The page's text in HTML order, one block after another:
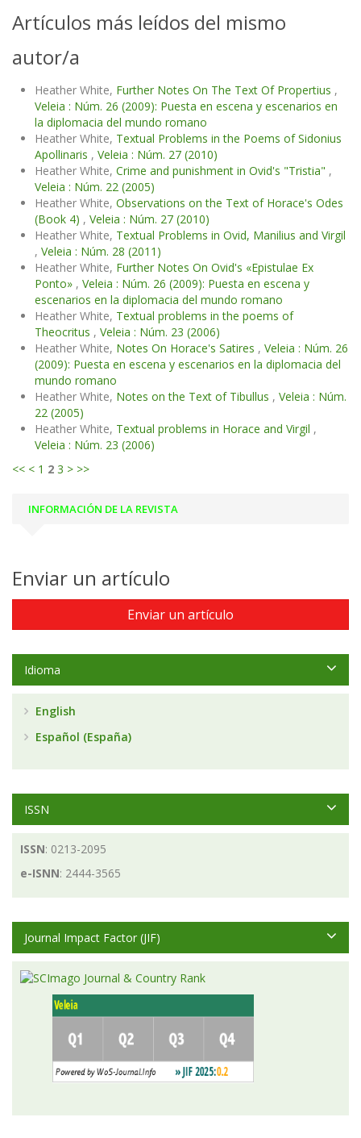
Artículos más leídos del mismo
autor/a
Heather White, Further Notes On The Text Of Propertius ,
Veleia : Núm. 26 (2009): Puesta en escena y escenarios en
la diplomacia del mundo romano
Heather White, Textual Problems in the Poems of Sidonius
Apollinaris , Veleia : Núm. 27 (2010)
Heather White, Crime and punishment in Ovid's "Tristia" ,
Veleia : Núm. 22 (2005)
Heather White, Observations on the Text of Horace's Odes
(Book 4) , Veleia : Núm. 27 (2010)
Heather White, Textual Problems in Ovid, Manilius and Virgil
, Veleia : Núm. 28 (2011)
Heather White, Further Notes On Ovid's «Epistulae Ex
Ponto» , Veleia : Núm. 26 (2009): Puesta en escena y
escenarios en la diplomacia del mundo romano
Heather White, Textual problems in the poems of
Theocritus , Veleia : Núm. 23 (2006)
Heather White, Notes On Horace's Satires , Veleia : Núm. 26
(2009): Puesta en escena y escenarios en la diplomacia del
mundo romano
Heather White, Notes on the Text of Tibullus , Veleia : Núm.
22 (2005)
Heather White, Textual problems in Horace and Virgil ,
Veleia : Núm. 23 (2006)
<< < 1 2 3 > >>
INFORMACIÓN DE LA REVISTA
Enviar un artículo
Enviar un artículo
Idioma
English
Español (España)
ISSN
ISSN: 0213-2095
e-ISNN: 2444-3565
Journal Impact Factor (JIF)